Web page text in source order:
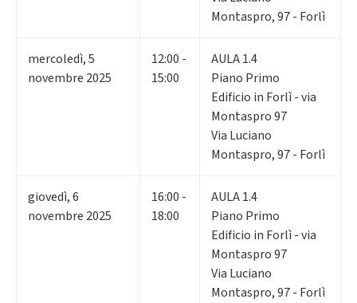
Montaspro, 97 - Forlì
mercoledì,5
novembre 2025
12:00 -
15:00
AULA 1.4
Piano Primo
Edificio in Forlì - via
Montaspro 97
Via Luciano
Montaspro, 97 - Forlì
giovedì,6
novembre 2025
16:00 -
18:00
AULA 1.4
Piano Primo
Edificio in Forlì - via
Montaspro 97
Via Luciano
Montaspro, 97 - Forlì